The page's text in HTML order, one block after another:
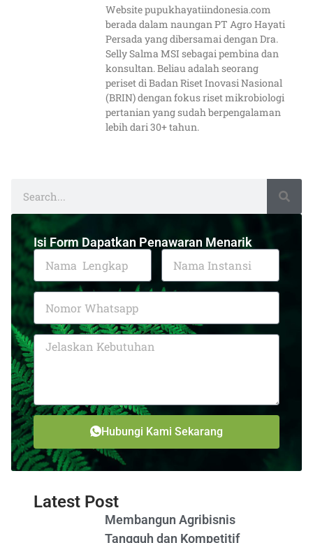
Website pupukhayatiindonesia.com
berada dalam naungan PT Agro Hayati
Persada yang dibersamai dengan Dra.
Selly Salma MSI sebagai pembina dan
konsultan. Beliau adalah seorang
periset di Badan Riset Inovasi Nasional
(BRIN) dengan fokus riset mikrobiologi
pertanian yang sudah berpengalaman
lebih dari 30+ tahun.
Isi Form Dapatkan Penawaran Menarik
Hubungi Kami Sekarang
Latest Post
Membangun Agribisnis
Tangguh dan Kompetitif